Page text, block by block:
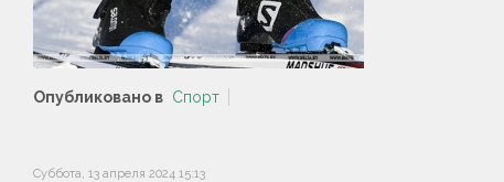
Опубликовано в Спорт
Суббота, 13 апреля 2024 15:13